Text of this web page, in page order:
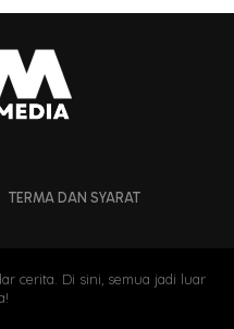
TERMA DAN SYARAT
cerita. Di sini, semua jadi luar